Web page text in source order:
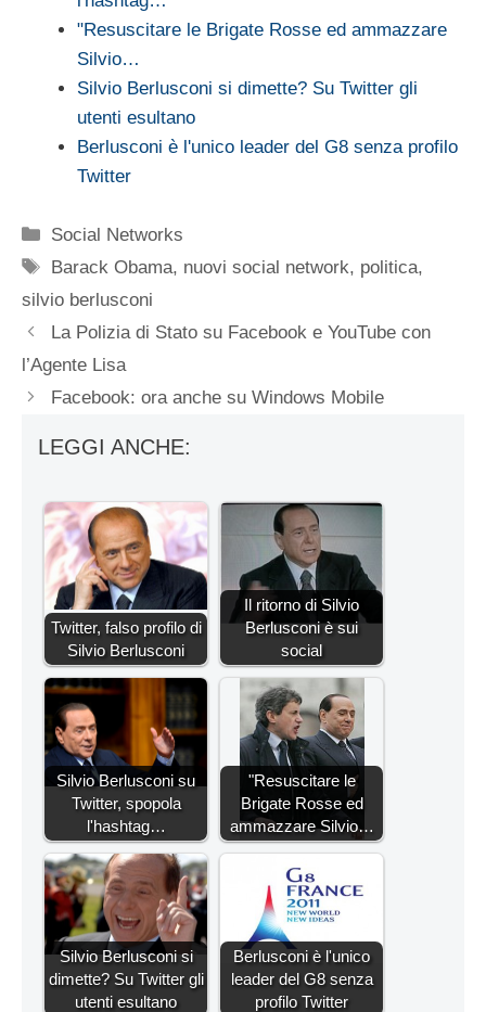
"Resuscitare le Brigate Rosse ed ammazzare
Silvio…
Silvio Berlusconi si dimette? Su Twitter gli
utenti esultano
Berlusconi è l'unico leader del G8 senza profilo
Twitter
Categorie
Social Networks
Tag
Barack Obama, nuovi social network, politica,
silvio berlusconi
La Polizia di Stato su Facebook e YouTube con
l’Agente Lisa
Facebook: ora anche su Windows Mobile
LEGGI ANCHE:
Twitter, falso profilo di
Silvio Berlusconi
Il ritorno di Silvio
Berlusconi è sui
social
Silvio Berlusconi su
Twitter, spopola
l'hashtag…
"Resuscitare le
Brigate Rosse ed
ammazzare Silvio…
Silvio Berlusconi si
dimette? Su Twitter gli
utenti esultano
Berlusconi è l'unico
leader del G8 senza
profilo Twitter